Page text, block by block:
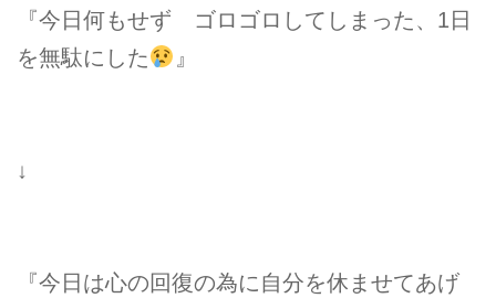
『今日何もせず ゴロゴロしてしまった、1日
を無駄にした
』
↓
『今日は心の回復の為に自分を休ませてあげ